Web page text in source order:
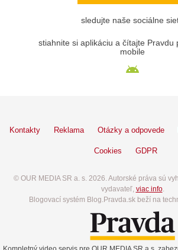
sledujte naše sociálne
stiahnite si aplikáciu a čítajte Pravdu
mobile
Kontakty Reklama Otázky a odpovede
Cookies GDPR
© OUR MEDIA SR a. s. 2026. Autorské práva sú
vydavateľ, viac info.
Blogovací systém Blog.Pravda.sk beží na